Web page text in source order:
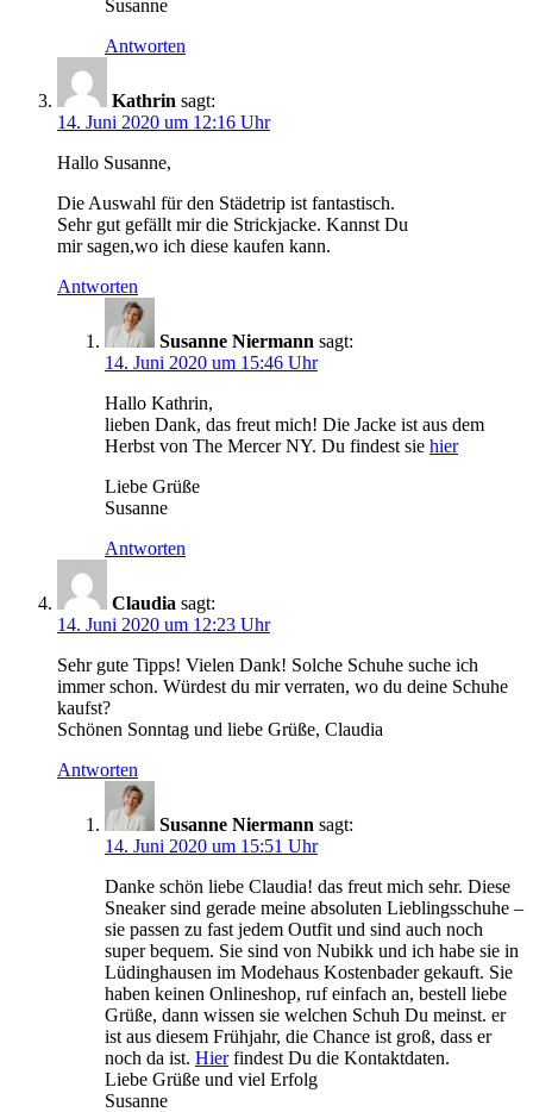
Susanne
Antworten
Kathrin sagt:
14. Juni 2020 um 12:16 Uhr
Hallo Susanne,
Die Auswahl für den Städetrip ist fantastisch.
Sehr gut gefällt mir die Strickjacke. Kannst Du
mir sagen,wo ich diese kaufen kann.
Antworten
Susanne Niermann sagt:
14. Juni 2020 um 15:46 Uhr
Hallo Kathrin,
lieben Dank, das freut mich! Die Jacke ist aus dem
Herbst von The Mercer NY. Du findest sie hier
Liebe Grüße
Susanne
Antworten
Claudia sagt:
14. Juni 2020 um 12:23 Uhr
Sehr gute Tipps! Vielen Dank! Solche Schuhe suche ich
immer schon. Würdest du mir verraten, wo du deine Schuhe
kaufst?
Schönen Sonntag und liebe Grüße, Claudia
Antworten
Susanne Niermann sagt:
14. Juni 2020 um 15:51 Uhr
Danke schön liebe Claudia! das freut mich sehr. Diese
Sneaker sind gerade meine absoluten Lieblingsschuhe –
sie passen zu fast jedem Outfit und sind auch noch
super bequem. Sie sind von Nubikk und ich habe sie in
Lüdinghausen im Modehaus Kostenbader gekauft. Sie
haben keinen Onlineshop, ruf einfach an, bestell liebe
Grüße, dann wissen sie welchen Schuh Du meinst. er
ist aus diesem Frühjahr, die Chance ist groß, dass er
noch da ist. Hierfindest Du die Kontaktdaten.
Liebe Grüße und viel Erfolg
Susanne